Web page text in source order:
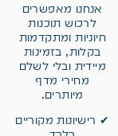
אנחנו מאפשרים
לרכוש תוכנות
חיוניות ומתקדמות
בקלות, בזמינות
מיידית ובלי לשלם
מחירי מדף
מיותרים.
✔ רישיונות מקוריים